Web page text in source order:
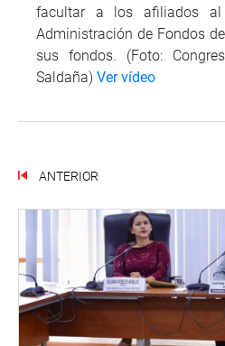
facultar a los afiliados al
Administración de Fondos
sus fondos. (Foto:
Saldaña) Ver vídeo
ANTERIOR